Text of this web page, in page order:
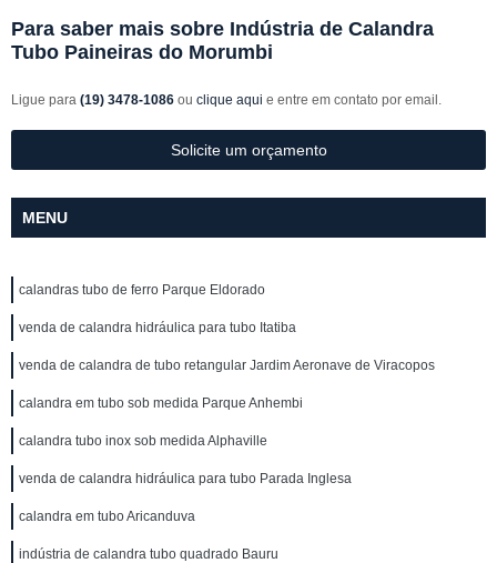
Para saber mais sobre Indústria de Calandra
Tubo Paineiras do Morumbi
Ligue para (19) 3478-1086 ou clique aqui e entre em contato por email.
Solicite um orçamento
MENU
calandras tubo de ferro Parque Eldorado
venda de calandra hidráulica para tubo Itatiba
venda de calandra de tubo retangular Jardim Aeronave de Viracopos
calandra em tubo sob medida Parque Anhembi
calandra tubo inox sob medida Alphaville
venda de calandra hidráulica para tubo Parada Inglesa
calandra em tubo Aricanduva
indústria de calandra tubo quadrado Bauru